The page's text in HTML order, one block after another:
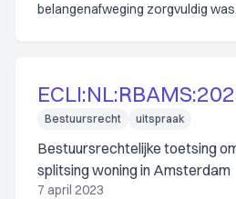
belangenafweging zorgvuldig was.
Bestuursrecht uitspraak
Bestuursrechtelijke toetsing
splitsing woning in Amsterdam
7 april 2023